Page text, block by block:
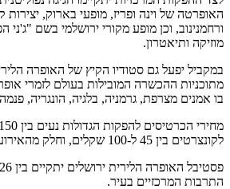
האופרטה של וינה ופריז, מופעי בארוק,
ורחמנינוב, וכן מופע מקורי ירושלמי בשם
מוזיקה ותיאטרון.
במקביל יפעל גם סטודיו הקיץ של האופרה
מתוכניות ההכשרה המובילות בעולם לזמרי
בו אמנים מצרפת, גרמניה, בלגיה, הונגריה,
לקונצרטים בין 45 ל-100 שקלים, וחלק מהאירועים יתקיימו ללא תשלום.
התרבות המרכזיים בעיר.